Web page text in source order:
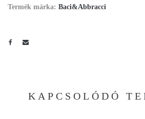
Termék márka: Baci&Abbracci
KAPCSOLÓDÓ